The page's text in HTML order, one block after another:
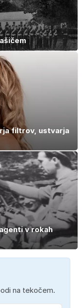
filtrov, ustvarja
v rokah
na tekočem.